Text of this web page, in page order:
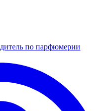
по парфюмерии